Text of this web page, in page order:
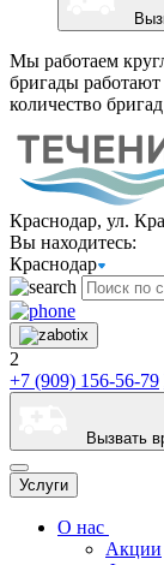
Мы работаем
бригады
количество
Краснодар, ул.
Вы находитесь:
Краснодар
2
+7 (909) 156-56-79
Вызвать
Услуги
О нас
Акции